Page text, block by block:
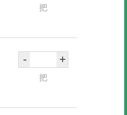
把
- +
把